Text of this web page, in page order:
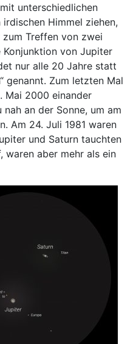
unterschiedlichen
Himmel ziehen,
Treffen von zwei
Konjunktion von Jupiter
nur alle 20 Jahre statt
genannt. Zum letzten Mal
Mai 2000 einander
an der Sonne, um am
Am 24. Juli 1981 waren
und Saturn tauchten
waren aber mehr als ein